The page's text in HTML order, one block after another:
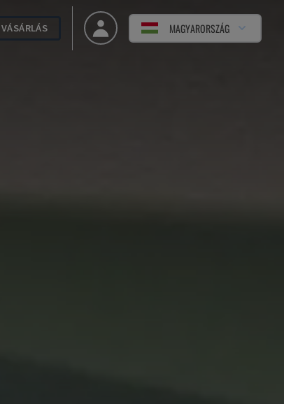
VÁSÁRLÁS MAGYARORSZÁG